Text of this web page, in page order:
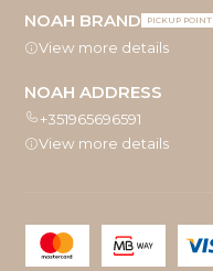
NOAH BRAND PICKUP POINT
View more details
NOAH ADDRESS
+351965696591
View more details